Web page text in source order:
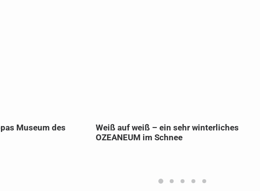
Museum des
Weiß auf weiß – ein sehr winterliches
OZEANEUM im Schnee